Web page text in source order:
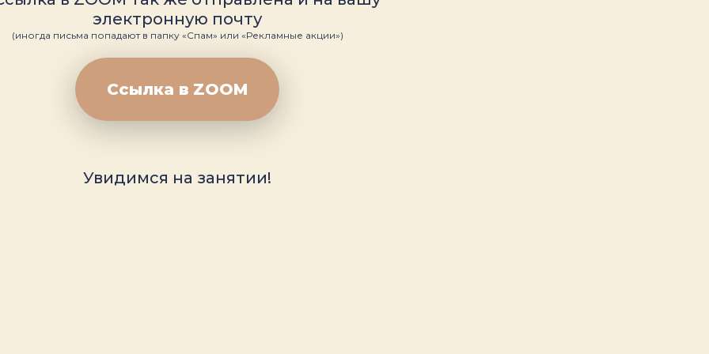
электронную почту
(иногда письма попадают в папку «Спам» или «Рекламные акции»)
Ссылка в ZOOM
Увидимся на занятии!